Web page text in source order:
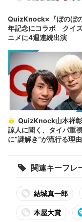
QuizKnock×『ぼのぼ
年記念にコラボ クイ
ニメに4週連続出演
諒人に聞く、タイパ重
に“謎解き“が流行る理由
関連キーフレ
結城真一郎
本屋大賞